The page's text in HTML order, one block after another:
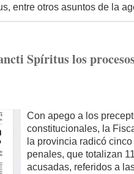
entre otros asuntos de la
Spíritus los
Con apego a los
constitucionales, la
la provincia radicó
penales, que totalizan
acusadas, referidos a